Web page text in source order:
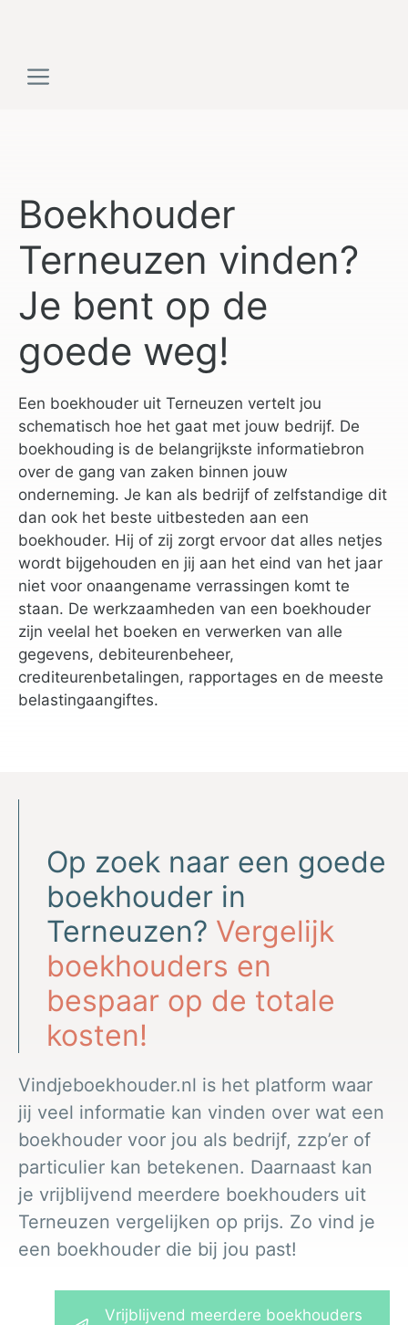
inhoudMenu
Boekhouder
Terneuzen vinden?
Je bent op de
goede weg!
Een boekhouder uit Terneuzen vertelt jou
schematisch hoe het gaat met jouw bedrijf. De
boekhouding is de belangrijkste informatiebron
over de gang van zaken binnen jouw
onderneming. Je kan als bedrijf of zelfstandige dit
dan ook het beste uitbesteden aan een
boekhouder. Hij of zij zorgt ervoor dat alles netjes
wordt bijgehouden en jij aan het eind van het jaar
niet voor onaangename verrassingen komt te
staan. De werkzaamheden van een boekhouder
zijn veelal het boeken en verwerken van alle
gegevens, debiteurenbeheer,
crediteurenbetalingen, rapportages en de meeste
belastingaangiftes.
Op zoek naar een goede
boekhouder in
Terneuzen? Vergelijk
boekhouders en
bespaar op de totale
kosten!
Vindjeboekhouder.nl is het platform waar
jij veel informatie kan vinden over wat een
boekhouder voor jou als bedrijf, zzp’er of
particulier kan betekenen. Daarnaast kan
je vrijblijvend meerdere boekhouders uit
Terneuzen vergelijken op prijs. Zo vind je
een boekhouder die bij jou past!
Vrijblijvend meerdere boekhouders